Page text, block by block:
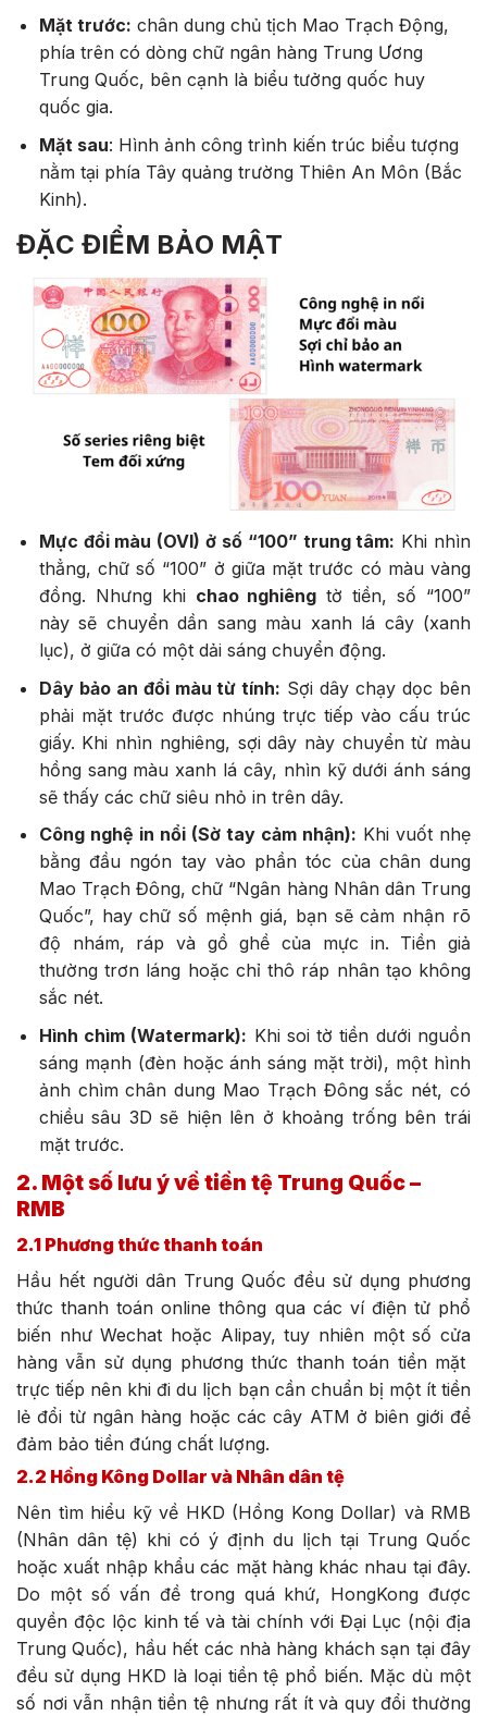
Mặt trước: chân dung chủ tịch Mao Trạch Động,
phía trên có dòng chữ ngân hàng Trung Ương
Trung Quốc, bên cạnh là biểu tưởng quốc huy
quốc gia.
Mặt sau: Hình ảnh công trình kiến trúc biểu tượng
nằm tại phía Tây quảng trường Thiên An Môn (Bắc
Kinh).
ĐẶC ĐIỂM BẢO MẬT
Mực đổi màu (OVI) ở số “100” trung tâm: Khi nhìn
thẳng, chữ số “100” ở giữa mặt trước có màu vàng
đồng. Nhưng khi chao nghiêng tờ tiền, số “100”
này sẽ chuyển dần sang màu xanh lá cây (xanh
lục), ở giữa có một dải sáng chuyển động.
Dây bảo an đổi màu từ tính: Sợi dây chạy dọc bên
phải mặt trước được nhúng trực tiếp vào cấu trúc
giấy. Khi nhìn nghiêng, sợi dây này chuyển từ màu
hồng sang màu xanh lá cây, nhìn kỹ dưới ánh sáng
sẽ thấy các chữ siêu nhỏ in trên dây.
Công nghệ in nổi (Sờ tay cảm nhận): Khi vuốt nhẹ
bằng đầu ngón tay vào phần tóc của chân dung
Mao Trạch Đông, chữ “Ngân hàng Nhân dân Trung
Quốc”, hay chữ số mệnh giá, bạn sẽ cảm nhận rõ
độ nhám, ráp và gồ ghề của mực in. Tiền giả
thường trơn láng hoặc chỉ thô ráp nhân tạo không
sắc nét.
Hình chìm (Watermark): Khi soi tờ tiền dưới nguồn
sáng mạnh (đèn hoặc ánh sáng mặt trời), một hình
ảnh chìm chân dung Mao Trạch Đông sắc nét, có
chiều sâu 3D sẽ hiện lên ở khoảng trống bên trái
mặt trước.
2. Một số lưu ý về tiền tệ Trung Quốc –
RMB
2.1 Phương thức thanh toán
Hầu hết người dân Trung Quốc đều sử dụng phương
thức thanh toán online thông qua các ví điện tử phổ
biến như Wechat hoặc Alipay, tuy nhiên một số cửa
hàng vẫn sử dụng phương thức thanh toán tiền mặt
trực tiếp nên khi đi du lịch bạn cần chuẩn bị một ít tiền
lẻ đổi từ ngân hàng hoặc các cây ATM ở biên giới để
đảm bảo tiền đúng chất lượng.
2.2 Hồng Kông Dollar và Nhân dân tệ
Nên tìm hiểu kỹ về HKD (Hồng Kong Dollar) và RMB
(Nhân dân tệ) khi có ý định du lịch tại Trung Quốc
hoặc xuất nhập khẩu các mặt hàng khác nhau tại đây.
Do một số vấn đề trong quá khứ, HongKong được
quyền độc lộc kinh tế và tài chính với Đại Lục (nội địa
Trung Quốc), hầu hết các nhà hàng khách sạn tại đây
đều sử dụng HKD là loại tiền tệ phổ biến. Mặc dù một
số nơi vẫn nhận tiền tệ nhưng rất ít và quy đổi thường